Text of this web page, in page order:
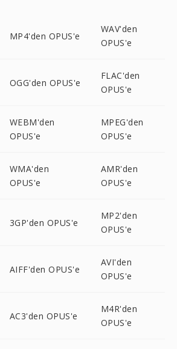
MP4'den OPUS'e
WAV'den
OPUS'e
OGG'den OPUS'e
FLAC'den
OPUS'e
WEBM'den
OPUS'e
MPEG'den
OPUS'e
WMA'den
OPUS'e
AMR'den
OPUS'e
3GP'den OPUS'e
MP2'den
OPUS'e
AIFF'den OPUS'e
AVI'den
OPUS'e
AC3'den OPUS'e
M4R'den
OPUS'e